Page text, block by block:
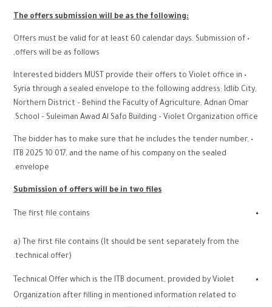
The offers submission will be as the following:
• Offers must be valid for at least 60 calendar days. Submission of
offers will be as follows,
• Interested bidders MUST provide their offers to Violet office in
Syria through a sealed envelope to the following address: Idlib City,
Northern District – Behind the Faculty of Agriculture, Adnan Omar
School – Suleiman Awad Al Safo Building – Violet Organization office.
• The bidder has to make sure that he includes the tender number,
ITB 2025 10 017, and the name of his company on the sealed
envelope.
Submission of offers will be in two files
The first file contains
a) The first file contains (It should be sent separately from the
technical offer).
Technical Offer which is the ITB document, provided by Violet
Organization after filling in mentioned information related to